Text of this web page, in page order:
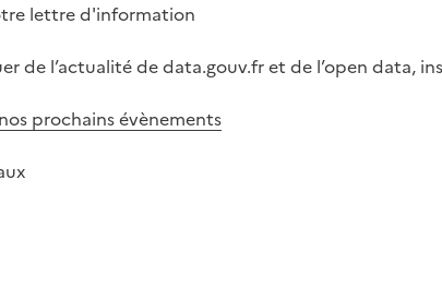
lettre d'information
de l’actualité de data.gouv.fr et de l’open data,
prochains évènements